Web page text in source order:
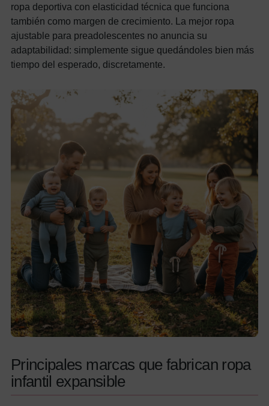
ropa deportiva con elasticidad técnica que funciona
también como margen de crecimiento. La mejor ropa
ajustable para preadolescentes no anuncia su
adaptabilidad: simplemente sigue quedándoles bien más
tiempo del esperado, discretamente.
Principales marcas que fabrican ropa
infantil expansible